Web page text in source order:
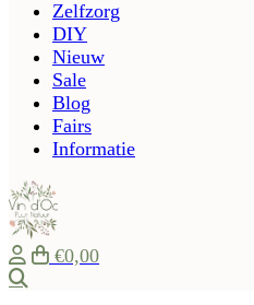
Zelfzorg
DIY
Nieuw
Sale
Blog
Fairs
Informatie
€0,00